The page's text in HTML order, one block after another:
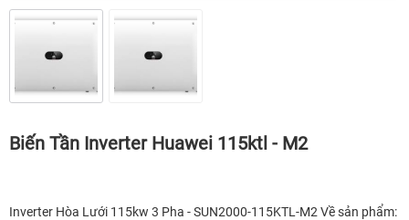
Biến Tần Inverter Huawei 115ktl - M2
Inverter Hòa Lưới 115kw 3 Pha - SUN2000-115KTL-M2 Về sản phẩm: